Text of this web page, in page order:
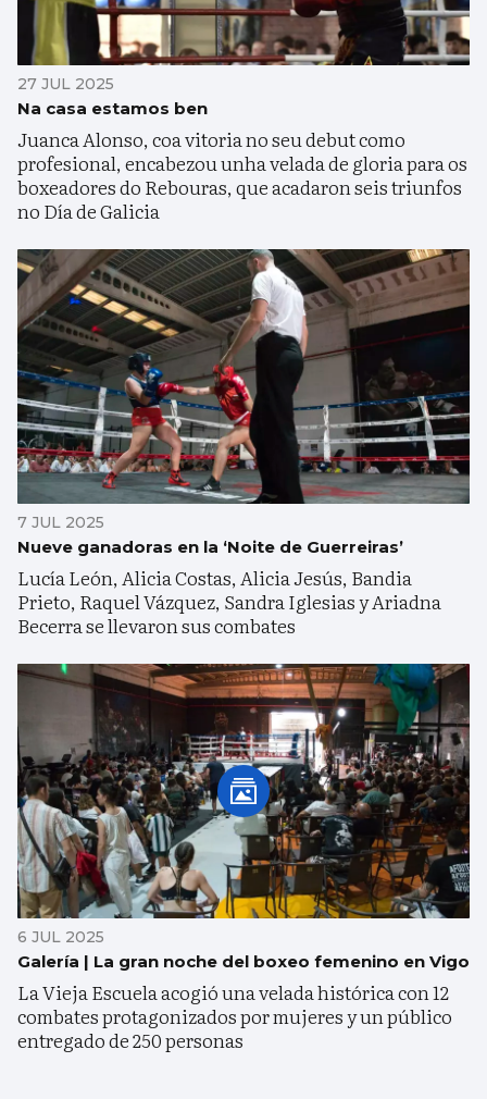
27 JUL 2025
Na casa estamos ben
Juanca Alonso, coa vitoria no seu debut como
profesional, encabezou unha velada de gloria para os
boxeadores do Rebouras, que acadaron seis triunfos
no Día de Galicia
7 JUL 2025
Nueve ganadoras en la ‘Noite de Guerreiras’
Lucía León, Alicia Costas, Alicia Jesús, Bandia
Prieto, Raquel Vázquez, Sandra Iglesias y Ariadna
Becerra se llevaron sus combates
6 JUL 2025
Galería | La gran noche del boxeo femenino en Vigo
La Vieja Escuela acogió una velada histórica con 12
combates protagonizados por mujeres y un público
entregado de 250 personas